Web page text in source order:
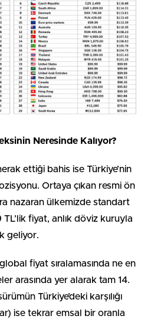
Neresinde Kalıyor?
ettiği bahis ise Türkiye’nin
Ortaya çıkan resmi ön
nazaran ülkemizde standart
fiyat, anlık döviz kuruyla
geliyor.
fiyat sıralamasında ne en
arasında yer alarak tam 14.
Türkiye’deki karşılığı
ise tekrar emsal bir oranla